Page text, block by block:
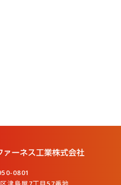
0801